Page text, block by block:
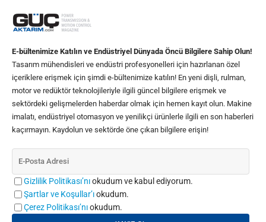
E-bültenimize Katılın ve Endüstriyel Dünyada Öncü Bilgilere Sahip Olun!
Tasarım mühendisleri ve endüstri profesyonelleri için hazırlanan özel
içeriklere erişmek için şimdi e-bültenimize katılın! En yeni dişli, rulman,
motor ve redüktör teknolojileriyle ilgili güncel bilgilere erişmek ve
sektördeki gelişmelerden haberdar olmak için hemen kayıt olun. Makine
imalatı, endüstriyel otomasyon ve yenilikçi ürünlerle ilgili en son haberleri
kaçırmayın. Kaydolun ve sektörde öne çıkan bilgilere erişin!
Gizlilik Politikası’nıokudum ve kabul ediyorum.
Şartlar ve Koşullar’ıokudum.
Çerez Politikası’nıokudum.